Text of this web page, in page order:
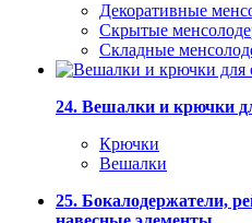
Декоративные
Скрытые
Складные
24. Вешалки и крючки
Крючки
Вешалки
25. Бокалодержатели,